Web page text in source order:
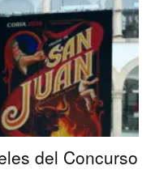
del Concurso